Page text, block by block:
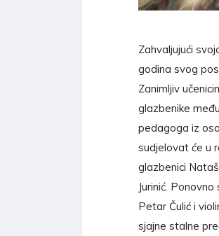
Zahvaljujući
godina svog
Zanimljiv
glazbenike
pedagoga iz
sudjelovat će u
glazbenici
Jurinić.
Petar Čulić i
sjajne stalne